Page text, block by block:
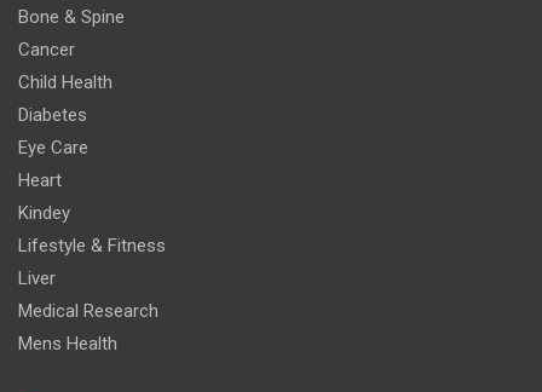
Bone & Spine
Cancer
Child Health
Diabetes
Eye Care
Heart
Kindey
Lifestyle & Fitness
Liver
Medical Research
Mens Health